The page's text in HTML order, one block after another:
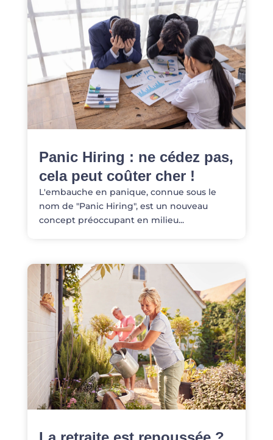
Panic Hiring : ne cédez pas,
cela peut coûter cher !
L'embauche en panique, connue sous le
nom de "Panic Hiring", est un nouveau
concept préoccupant en milieu...